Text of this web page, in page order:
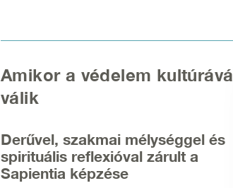
Amikor a védelem kultúrává
válik
Derűvel, szakmai mélységgel és
spirituális reflexióval zárult a
Sapientia képzése